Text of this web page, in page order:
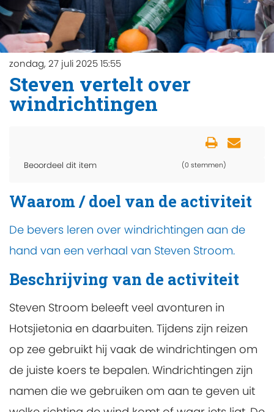
zondag, 27 juli 2025 15:55
Steven vertelt over
windrichtingen
Beoordeel dit item (0 stemmen)
Waarom / doel van de activiteit
De bevers leren over windrichtingen aan de
hand van een verhaal van Steven Stroom.
Beschrijving van de activiteit
Steven Stroom beleeft veel avonturen in
Hotsjietonia en daarbuiten. Tijdens zijn reizen
op zee gebruikt hij vaak de windrichtingen om
de juiste koers te bepalen. Windrichtingen zijn
namen die we gebruiken om aan te geven uit